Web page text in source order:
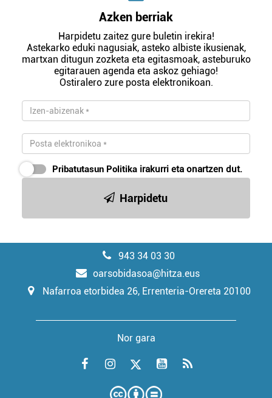
Azken berriak
Harpidetu zaitez gure buletin irekira!
Astekarko eduki nagusiak, asteko albiste ikusienak,
martxan ditugun zozketa eta egitasmoak, asteburuko
egitarauen agenda eta askoz gehiago!
Ostiralero zure posta elektronikoan.
Pribatutasun Politika irakurri eta onartzen dut.
Harpidetu
943 34 03 30
oarsobidasoa@hitza.eus
Nafarroa etorbidea 26, Errenteria-Orereta 20100
Nor gara